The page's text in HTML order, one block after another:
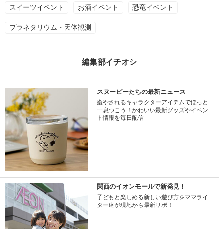
スイーツイベント お酒イベント 恐竜イベント
プラネタリウム・天体観測
編集部イチオシ
スヌーピーたちの最新ニュース
癒やされるキャラクターアイテムでほっと
一息つこう！かわいい最新グッズやイベン
ト情報を毎日配信
関西のイオンモールで新発見！
子どもと楽しめる新しい遊び方をママライ
ター達が現地から最新リポ！